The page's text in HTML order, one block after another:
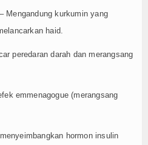
Mengandung kurkumin yang
haid.
peredaran darah dan merangsang
emmenagogue (merangsang
hormon insulin